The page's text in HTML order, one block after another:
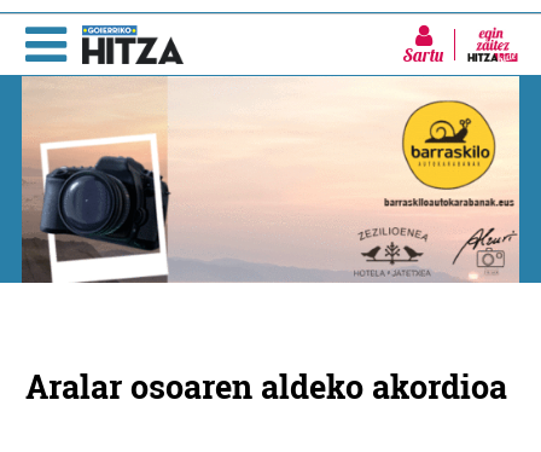
Sartu
Aralar osoaren aldeko akordioa